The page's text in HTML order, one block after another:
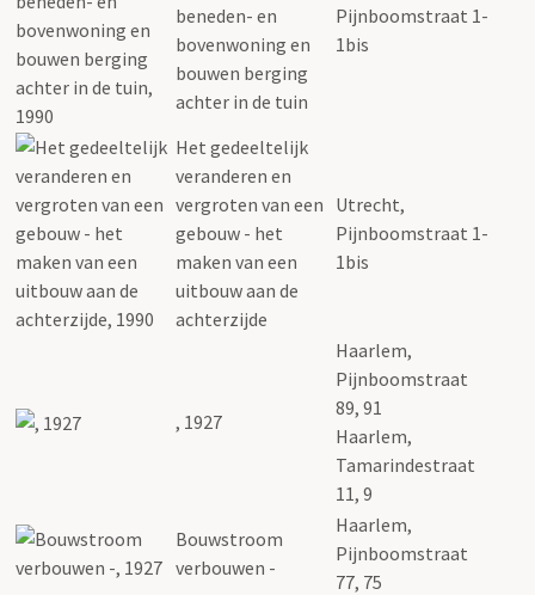
beneden- en
bovenwoning en
bouwen berging
achter in de tuin
Pijnboomstraat 1-
1bis
Het gedeeltelijk
veranderen en
vergroten van een
gebouw - het
maken van een
uitbouw aan de
achterzijde
Utrecht,
Pijnboomstraat 1-
1bis
, 1927
Haarlem,
Pijnboomstraat
89, 91
Haarlem,
Tamarindestraat
11, 9
Bouwstroom
verbouwen -
Haarlem,
Pijnboomstraat
77, 75